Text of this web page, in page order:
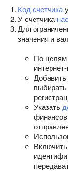
Код счетчика
У счетчика
Для
значения и
По целям
Добавить
Указать